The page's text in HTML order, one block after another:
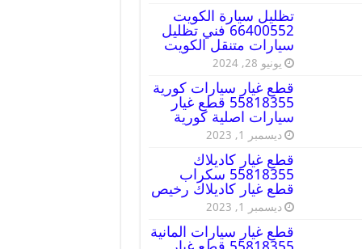
تظليل سيارة الكويت
66400552 فني تظليل
سيارات متنقل الكويت
يونيو 28, 2024
قطع غيار سيارات كورية
55818355 قطع غيار
سيارات اصلية كورية
ديسمبر 1, 2023
قطع غيار كاديلاك
55818355 سكراب
قطع غيار كاديلاك رخيص
ديسمبر 1, 2023
قطع غيار سيارات المانية